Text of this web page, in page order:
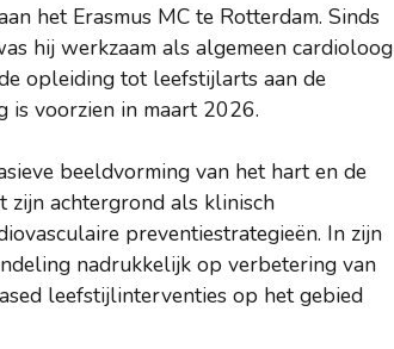
het Erasmus MC te Rotterdam. Sinds
hij werkzaam als algemeen cardioloog
opleiding tot leefstijlarts aan de
is voorzien in maart 2026.
beeldvorming van het hart en de
zijn achtergrond als klinisch
preventiestrategieën. In zijn
nadrukkelijk op verbetering van
leefstijlinterventies op het gebied